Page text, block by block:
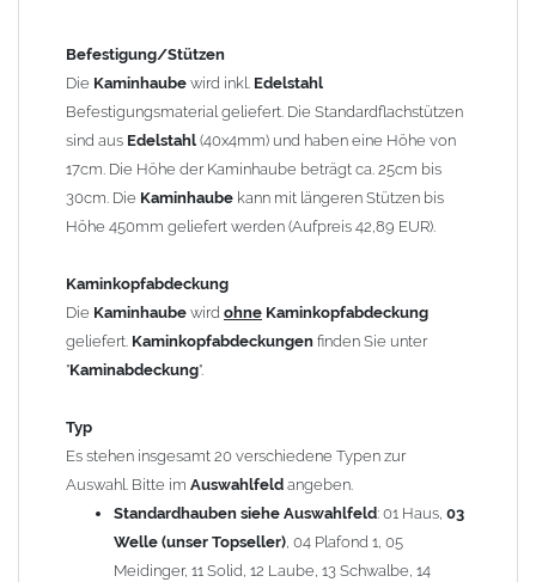
1,5mm hergestellt (Preis auf Anfrage = ca. 2-3-fache vom
1,5mm Standardpreis)
allgemeine Informationen:
Ab einer Kaminlängevon 1200mm werden 6
Kaminstützengeliefert.
Bei der Kombination mitWetterfahneundKaminbreite
angefertigt.
DieKaminhaubekann mitklappbaren Stützen
für 4 Stützen = 96,89 EUR, Länge ab 1200mm 6 Stützen =
145,39 EUR) geliefert werden.
Ihrem zuständigen
Hinweis: FürKaminhaubenundKaminabdeckungenkönnen wir
Nachnahme anbieten!
Befestigung/Stützen
Die Kaminhaube wird inkl. Edelstahl
Befestigungsmaterial geliefert. Die Standardflachstützen
sind aus Edelstahl (40x4mm) und haben eine Höhe von
17cm. Die Höhe der Kaminhaube beträgt ca. 25cm bis
30cm. Die Kaminhaube kann mit längeren Stützen bis
Höhe 450mm geliefert werden (Aufpreis 42,89 EUR).
Kaminkopfabdeckung
Die Kaminhaube wird ohne Kaminkopfabdeckung
geliefert. Kaminkopfabdeckungen finden Sie unter
"Kaminabdeckung".
Typ
Es stehen insgesamt 20 verschiedene Typen zur
Auswahl. Bitte im Auswahlfeld angeben.
Standardhauben siehe Auswahlfeld: 01 Haus, 03
Welle (unser Topseller), 04 Plafond 1, 05
Meidinger, 11 Solid, 12 Laube, 13 Schwalbe, 14